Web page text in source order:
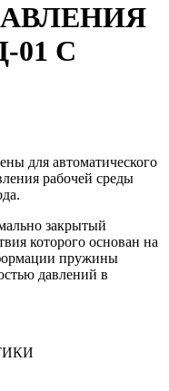
01 С
для автоматического
рабочей среды
закрытый
которого основан на
пружины
давлений в